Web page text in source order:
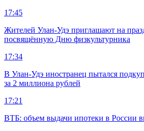
17:45
Жителей Улан-Удэ приглашают на
посвящённую Дню физкультурника
17:34
В Улан-Удэ иностранец пытался
за 2 миллиона рублей
17:21
ВТБ: объем выдачи ипотеки в России